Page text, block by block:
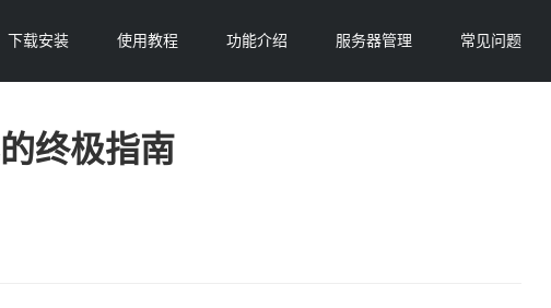
下载安装 使用教程 功能介绍 服务器管理 常见问题
终极指南